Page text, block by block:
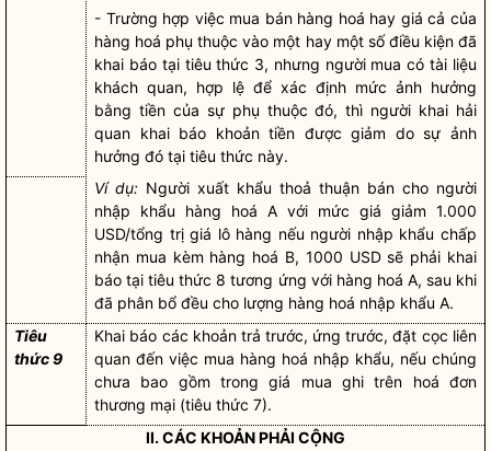
- Trường hợp việc mua bán hàng hoá hay giá cả của
hàng hoá phụ thuộc vào một hay một số điều kiện đã
khai báo tại tiêu thức 3, nhưng người mua có tài liệu
khách quan, hợp lệ để xác định mức ảnh hưởng
bằng tiền của sự phụ thuộc đó, thì người khai hải
quan khai báo khoản tiền được giảm do sự ảnh
hưởng đó tại tiêu thức này.
Ví dụ: Người xuất khẩu thoả thuận bán cho người
nhập khẩu hàng hoá A với mức giá giảm 1.000
USD/tổng trị giá lô hàng nếu người nhập khẩu chấp
nhận mua kèm hàng hoá B, 1000 USD sẽ phải khai
báo tại tiêu thức 8 tương ứng với hàng hoá A, sau khi
đã phân bổ đều cho lượng hàng hoá nhập khẩu A.
Tiêu
thức 9
Khai báo các khoản trả trước, ứng trước, đặt cọc liên
quan đến việc mua hàng hoá nhập khẩu, nếu chúng
chưa bao gồm trong giá mua ghi trên hoá đơn
thương mại (tiêu thức 7).
II. CÁC KHOẢN PHẢI CỘNG